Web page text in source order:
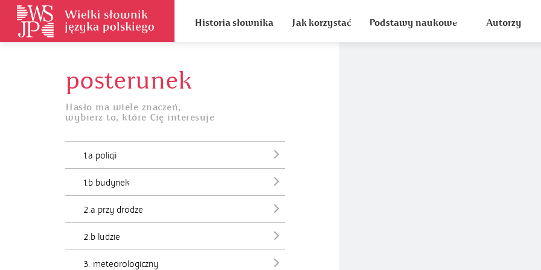
Historia słownika Jak korzystać Podstawy naukowe Autorzy
posterunek
Hasło ma wiele znaczeń,
wybierz to, które Cię interesuje
1.a policji
1.b budynek
2.a przy drodze
2.b ludzie
3. meteorologiczny